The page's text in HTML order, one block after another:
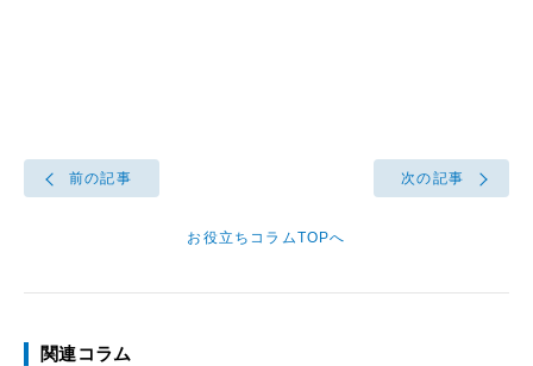
前の記事
お役立ちコラムTOPへ
次の記事
関連コラム